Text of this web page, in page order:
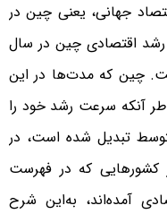
جهانی، یعنی چین در
اقتصادی چین در سال
است. چین که مدت‌ها در این
آنکه سرعت رشد خود را
تبدیل شده است، در
که در فهرست
آمده‌اند، به‌این شرح